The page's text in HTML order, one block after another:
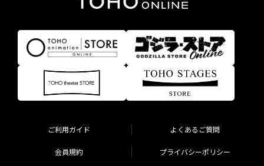
ご利用ガイド よくあるご質問
会員規約 プライバシーポリシー